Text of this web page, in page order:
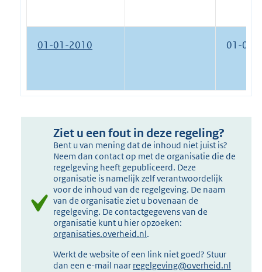
01-01-2010 01-01-
Ziet u een fout in deze regeling?
Bent u van mening dat de inhoud niet juist is?
Neem dan contact op met de organisatie die de
regelgeving heeft gepubliceerd. Deze
organisatie is namelijk zelf verantwoordelijk
voor de inhoud van de regelgeving. De naam
van de organisatie ziet u bovenaan de
regelgeving. De contactgegevens van de
organisatie kunt u hier opzoeken:
organisaties.overheid.nl.
Werkt de website of een link niet goed? Stuur
dan een e-mail naar regelgeving@overheid.nl